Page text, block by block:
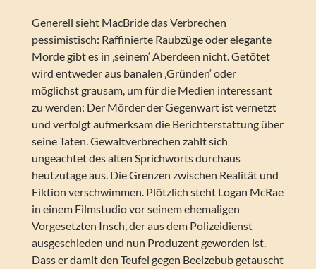
Generell sieht MacBride das Verbrechen
pessimistisch: Raffinierte Raubzüge oder elegante
Morde gibt es in ‚seinem‘ Aberdeen nicht. Getötet
wird entweder aus banalen ‚Gründen‘ oder
möglichst grausam, um für die Medien interessant
zu werden: Der Mörder der Gegenwart ist vernetzt
und verfolgt aufmerksam die Berichterstattung über
seine Taten. Gewaltverbrechen zahlt sich
ungeachtet des alten Sprichworts durchaus
heutzutage aus. Die Grenzen zwischen Realität und
Fiktion verschwimmen. Plötzlich steht Logan McRae
in einem Filmstudio vor seinem ehemaligen
Vorgesetzten Insch, der aus dem Polizeidienst
ausgeschieden und nun Produzent geworden ist.
Dass er damit den Teufel gegen Beelzebub getauscht